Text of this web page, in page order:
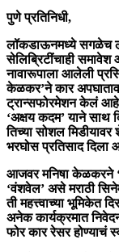
पुणे प्रतिनिधी,
लॉकडाऊनमध्ये सगळेच
सेलिब्रिटींचाही
नावारूपाला आलेली
केळकर’ने कार
ट्रान्सफोरमेशन केलं आहे.
‘अक्षय कदम’ याने साथ
तिच्या सोशल
भरघोस प्रतिसाद दिला
आजवर मनिषा केळकरने
‘वंशवेल’ असे मराठी
ती महत्त्वाच्या भूमिकेत
अनेक कार्यक्रमात
फोर कार रेसर होण्याचं